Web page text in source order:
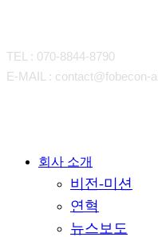
TEL : 070-8844-8790
E-MAIL : contact@fobecon-
Close 회사 소개
비전-미션
연혁
뉴스보도